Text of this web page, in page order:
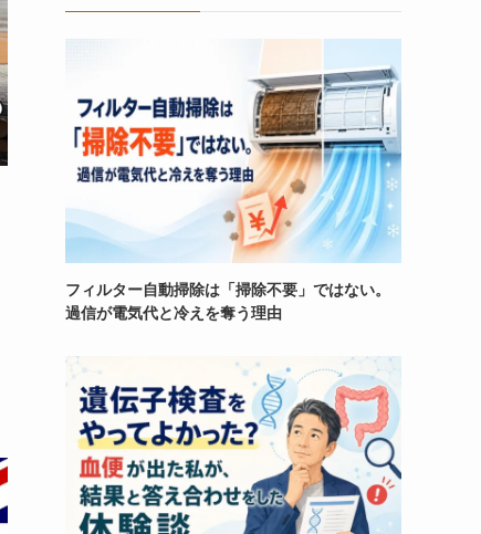
フィルター自動掃除は「掃除不要」ではない。
過信が電気代と冷えを奪う理由